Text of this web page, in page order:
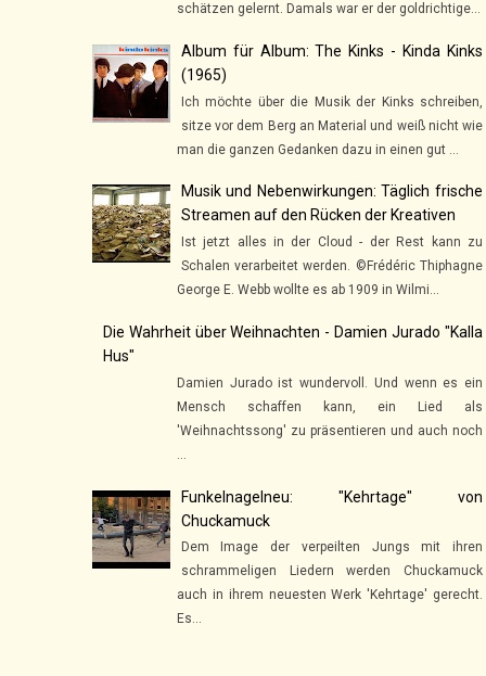
schätzen gelernt. Damals war er der goldrichtige...
Album für Album: The Kinks - Kinda Kinks
(1965)
Ich möchte über die Musik der Kinks schreiben,
sitze vor dem Berg an Material und weiß nicht wie
man die ganzen Gedanken dazu in einen gut ...
Musik und Nebenwirkungen: Täglich frische
Streamen auf den Rücken der Kreativen
Ist jetzt alles in der Cloud - der Rest kann zu
Schalen verarbeitet werden. ©Frédéric Thiphagne
George E. Webb wollte es ab 1909 in Wilmi...
Die Wahrheit über Weihnachten - Damien Jurado "Kalla
Hus"
Damien Jurado ist wundervoll. Und wenn es ein
Mensch schaffen kann, ein Lied als
'Weihnachtssong' zu präsentieren und auch noch
...
Funkelnagelneu: "Kehrtage" von
Chuckamuck
Dem Image der verpeilten Jungs mit ihren
schrammeligen Liedern werden Chuckamuck
auch in ihrem neuesten Werk 'Kehrtage' gerecht.
Es...